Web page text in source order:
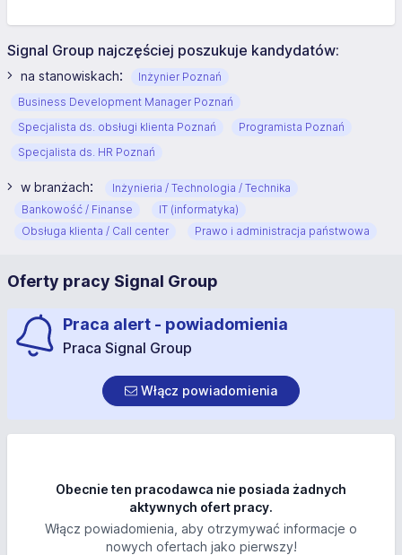
Signal Group najczęściej poszukuje kandydatów:
na stanowiskach:
Inżynier Poznań
Business Development Manager Poznań
Specjalista ds. obsługi klienta Poznań
Programista Poznań
Specjalista ds. HR Poznań
w branżach:
Inżynieria / Technologia / Technika
Bankowość / Finanse
IT (informatyka)
Obsługa klienta / Call center
Prawo i administracja państwowa
Oferty pracy Signal Group
Praca alert - powiadomienia
Praca Signal Group
Włącz powiadomienia
Obecnie ten pracodawca nie posiada żadnych
aktywnych ofert pracy.
Włącz powiadomienia, aby otrzymywać informacje o
nowych ofertach jako pierwszy!